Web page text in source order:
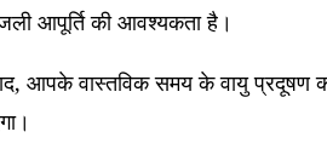
आपूर्ति की आवश्यकता है।
आपके वास्तविक समय के वायु प्रदूषण